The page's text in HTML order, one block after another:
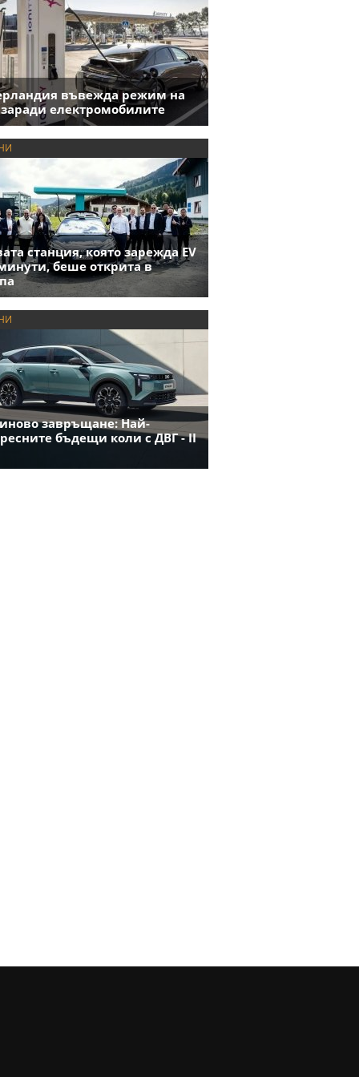
въвежда режим на
заради електромобилите
станция, която зарежда EV
беше открита в
завръщане: Най-
бъдещи коли с ДВГ - II